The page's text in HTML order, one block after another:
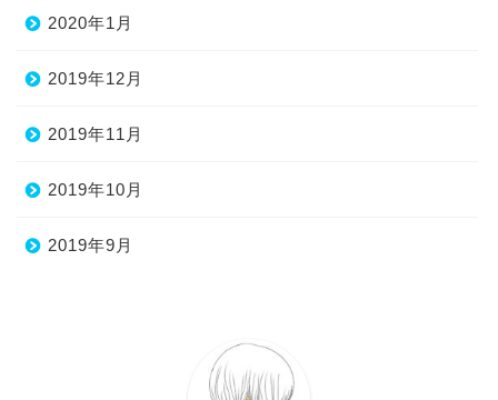
2020年1月
2019年12月
2019年11月
2019年10月
2019年9月